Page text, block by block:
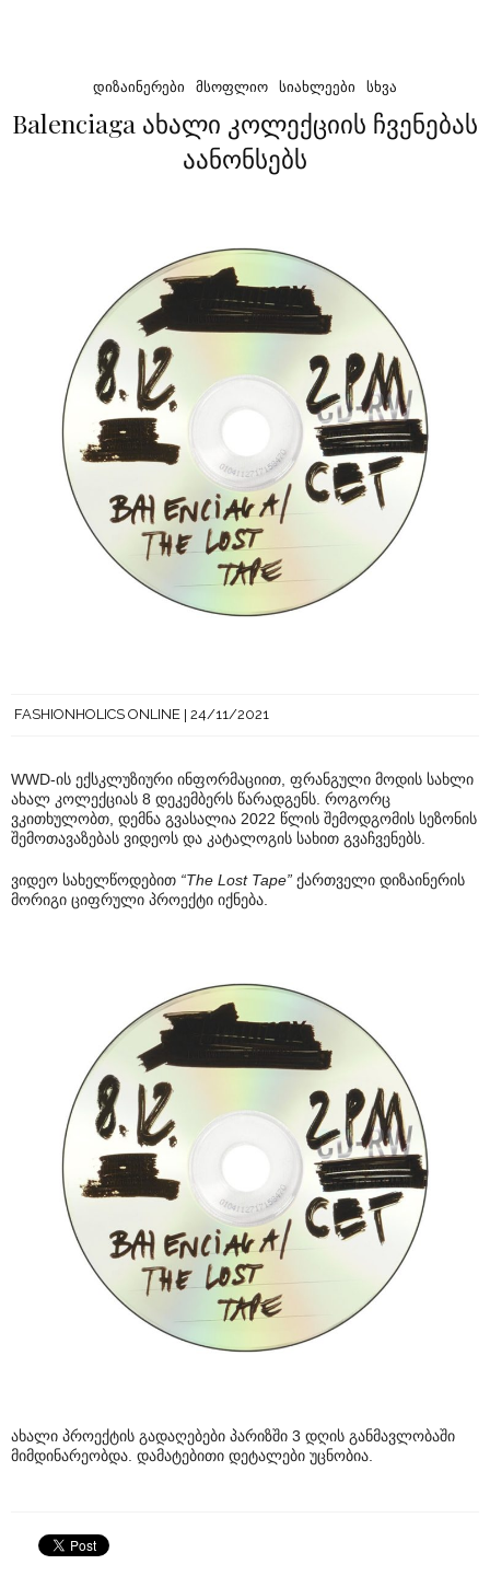
ᲓᲘᲖᲐᲘᲜᲔᲠᲔᲑᲘ ᲛᲡᲝᲤᲚᲘᲝ ᲡᲘᲐᲮᲚᲔᲔᲑᲘ ᲡᲮᲕᲐ
Balenciaga ახალი კოლექციის ჩვენებას
აანონსებს
FASHIONHOLICS ONLINE 24/11/2021
WWD-ის ექსკლუზიური ინფორმაციით, ფრანგული მოდის სახლი
ახალ კოლექციას 8 დეკემბერს წარადგენს. როგორც
ვკითხულობთ, დემნა გვასალია 2022 წლის შემოდგომის სეზონის
შემოთავაზებას ვიდეოს და კატალოგის სახით გვაჩვენებს.
ვიდეო სახელწოდებით “The Lost Tape” ქართველი დიზაინერის
მორიგი ციფრული პროექტი იქნება.
ახალი პროექტის გადაღებები პარიზში 3 დღის განმავლობაში
მიმდინარეობდა. დამატებითი დეტალები უცნობია.